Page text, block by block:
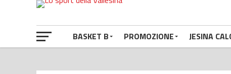
BASKET B PROMOZIONE JESINA